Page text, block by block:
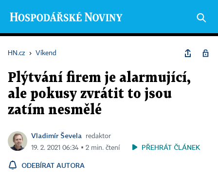
HN.cz › Víkend
Plýtvání firem je alarmující,
ale pokusy zvrátit to jsou
zatím nesmělé
Vladimír Ševela
redaktor
19. 2. 2021 06:34 ▪ 2 min. čtení
PŘEHRÁT ČLÁNEK
ODEBÍRAT AUTORA